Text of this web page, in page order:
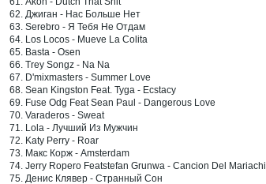
62. Джиган - Нас Больше Нет
63. Serebro - Я Тебя Не Отдам
64. Los Locos - Mueve La Colita
65. Basta - Osen
66. Trey Songz - Na Na
67. D'mixmasters - Summer Love
68. Sean Kingston Feat. Tyga - Ecstacy
69. Fuse Odg Feat Sean Paul - Dangerous Love
70. Varaderos - Sweat
71. Lola - Лучший Из Мужчин
72. Katy Perry - Roar
73. Макс Корж - Amsterdam
74. Jerry Ropero Featstefan Grunwa - Cancion Del Mariachi
75. Денис Клявер - Странный Сон